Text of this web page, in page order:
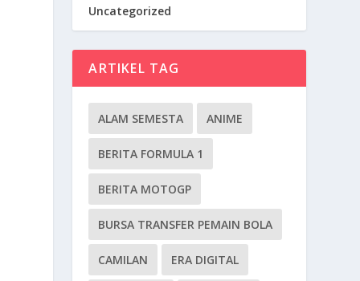
Uncategorized
ARTIKEL TAG
ALAM SEMESTA ANIME
BERITA FORMULA 1
BERITA MOTOGP
BURSA TRANSFER PEMAIN BOLA
CAMILAN ERA DIGITAL